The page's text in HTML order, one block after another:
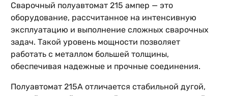
Сварочный полуавтомат 215 ампер — это
оборудование, рассчитанное на интенсивную
эксплуатацию и выполнение сложных сварочных
задач. Такой уровень мощности позволяет
работать с металлом большей толщины,
обеспечивая надежные и прочные соединения.
Полуавтомат 215А отличается стабильной дугой,